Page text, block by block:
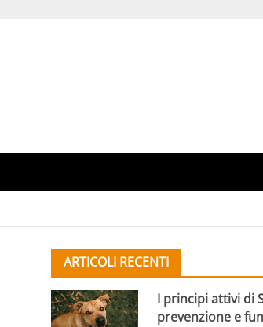
ARTICOLI RECENTI
I principi attivi di
prevenzione e